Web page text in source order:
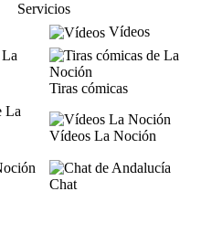
Servicios
Vídeos
Tiras cómicas
Vídeos La Noción
Chat